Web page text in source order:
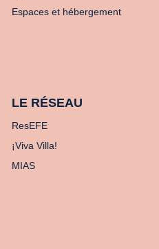
Espaces et hébergement
LE RÉSEAU
ResEFE
¡Viva Villa!
MIAS